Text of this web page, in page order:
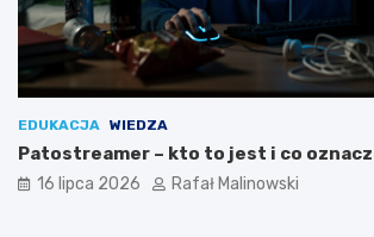
EDUKACJA WIEDZA
Patostreamer – kto to jest i co
16 lipca 2026 Rafał Malinowski